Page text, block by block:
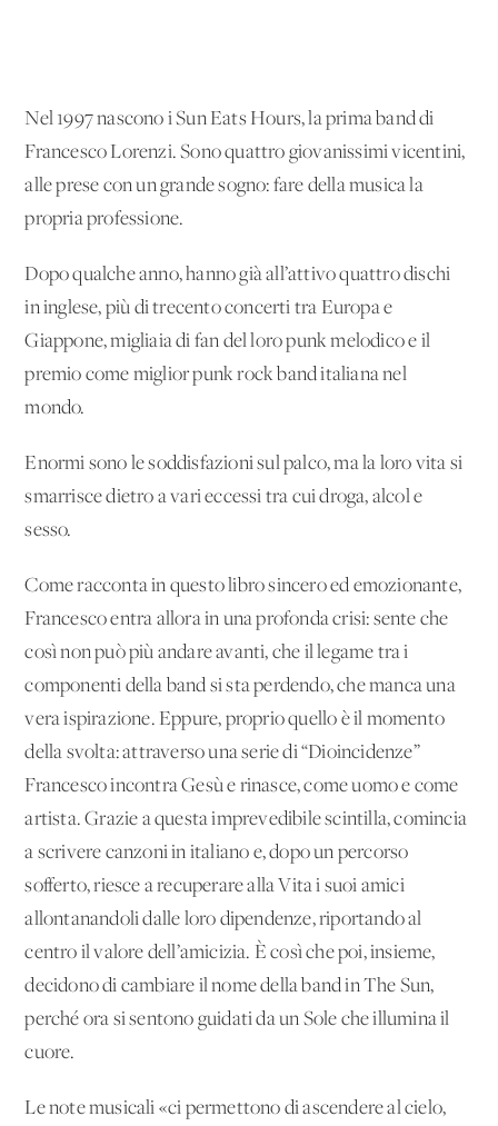
Nel 1997 nascono i Sun Eats Hours, la prima band di
Francesco Lorenzi. Sono quattro giovanissimi vicentini,
alle prese con un grande sogno: fare della musica la
propria professione.
Dopo qualche anno, hanno già all’attivo quattro dischi
in inglese, più di trecento concerti tra Europa e
Giappone, migliaia di fan del loro punk melodico e il
premio come miglior punk rock band italiana nel
mondo.
Enormi sono le soddisfazioni sul palco, ma la loro vita si
smarrisce dietro a vari eccessi tra cui droga, alcol e
sesso.
Come racconta in questo libro sincero ed emozionante,
Francesco entra allora in una profonda crisi: sente che
così non può più andare avanti, che il legame tra i
componenti della band si sta perdendo, che manca una
vera ispirazione. Eppure, proprio quello è il momento
della svolta: attraverso una serie di “Dioincidenze”
Francesco incontra Gesù e rinasce, come uomo e come
artista. Grazie a questa imprevedibile scintilla, comincia
a scrivere canzoni in italiano e, dopo un percorso
sofferto, riesce a recuperare alla Vita i suoi amici
allontanandoli dalle loro dipendenze, riportando al
centro il valore dell’amicizia. È così che poi, insieme,
decidono di cambiare il nome della band in The Sun,
perché ora si sentono guidati da un Sole che illumina il
cuore.
Le note musicali «ci permettono di ascendere al cielo,